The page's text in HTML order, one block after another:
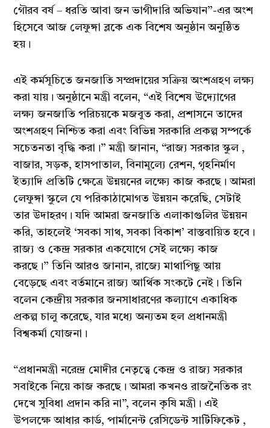
গৌরব বর্ষ – ধরতি আবা জন ভাগীদারি অভিযান”-এর অংশ
হিসেবে আজ লেফুঙ্গা ব্লকে এক বিশেষ অনুষ্ঠান অনুষ্ঠিত
হয়।
এই কর্মসূচিতে জনজাতি সম্প্রদায়ের সক্রিয় অংশগ্রহণ লক্ষ্য
করা যায়। অনুষ্ঠানে মন্ত্রী বলেন, “এই বিশেষ উদ্যোগের
লক্ষ্য জনজাতি পরিচয়কে মজবুত করা, প্রশাসনে তাদের
অংশগ্রহণ নিশ্চিত করা এবং বিভিন্ন সরকারি প্রকল্প সম্পর্কে
সচেতনতা বৃদ্ধি করা।” মন্ত্রী জানান, “রাজ্য সরকার স্কুল ,
বাজার, সড়ক, হাসপাতাল, বিনামূল্যে রেশন, গৃহনির্মাণ
ইত্যাদি প্রতিটি ক্ষেত্রে উন্নয়নের লক্ষ্যে কাজ করছে। আমরা
লেফুঙ্গা স্কুলে যে পরিকাঠামোগত উন্নয়ন করেছি, সেটাই
তার উদাহরণ। যদি আমরা জনজাতি এলাকাগুলির উন্নয়ন
করি, তাহলেই ‘সবকা সাথ, সবকা বিকাশ’ বাস্তবায়িত হবে।
রাজ্য ও কেন্দ্র সরকার একযোগে সেই লক্ষ্যে কাজ
করছে।” তিনি আরও জানান, রাজ্যে মাথাপিছু আয়
বেড়েছে এবং বর্তমানে রাজ্য আর্থিক সংকটে নেই। তিনি
বলেন কেন্দ্রীয় সরকার জনসাধারণের কল্যাণে একাধিক
প্রকল্প চালু করেছে, যার মধ্যে অন্যতম হল প্রধানমন্ত্রী
বিশ্বকর্মা যোজনা।
“প্রধানমন্ত্রী নরেন্দ্র মোদীর নেতৃত্বে কেন্দ্র ও রাজ্য সরকার
সবাইকে নিয়ে কাজ করছে। আমরা কখনও রাজনৈতিক রং
দেখে সুবিধা প্রদান করি না”, বলেন কৃষি মন্ত্রী। এই
উপলক্ষে আধার কার্ড, পার্মানেন্ট রেসিডেন্ট সার্টিফিকেট ,